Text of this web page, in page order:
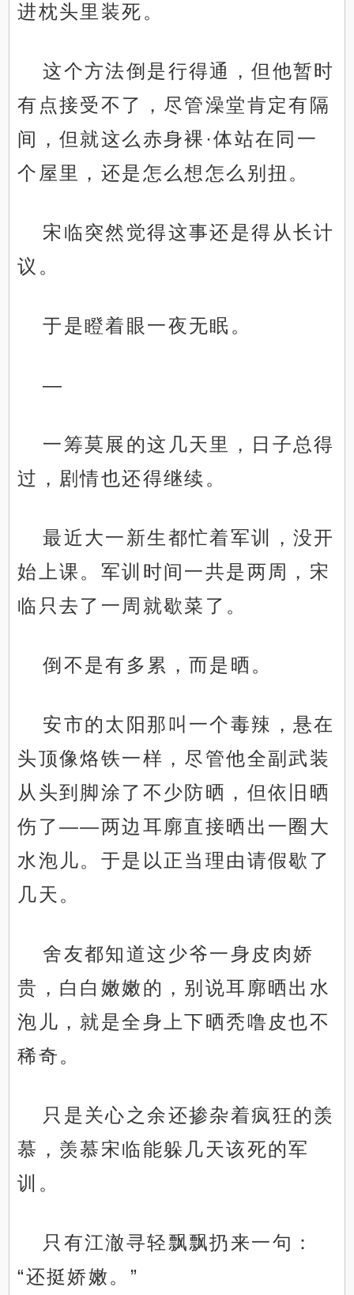
进枕头里装死。
这个方法倒是行得通，但他暂时
有点接受不了，尽管澡堂肯定有隔
间，但就这么赤身裸·体站在同一
个屋里，还是怎么想怎么别扭。
宋临突然觉得这事还是得从长计
议。
于是瞪着眼一夜无眠。
—
一筹莫展的这几天里，日子总得
过，剧情也还得继续。
最近大一新生都忙着军训，没开
始上课。军训时间一共是两周，宋
临只去了一周就歇菜了。
倒不是有多累，而是晒。
安市的太阳那叫一个毒辣，悬在
头顶像烙铁一样，尽管他全副武装
从头到脚涂了不少防晒，但依旧晒
伤了——两边耳廓直接晒出一圈大
水泡儿。于是以正当理由请假歇了
几天。
舍友都知道这少爷一身皮肉娇
贵，白白嫩嫩的，别说耳廓晒出水
泡儿，就是全身上下晒秃噜皮也不
稀奇。
只是关心之余还掺杂着疯狂的羡
慕，羡慕宋临能躲几天该死的军
训。
只有江澈寻轻飘飘扔来一句：
“还挺娇嫩。”